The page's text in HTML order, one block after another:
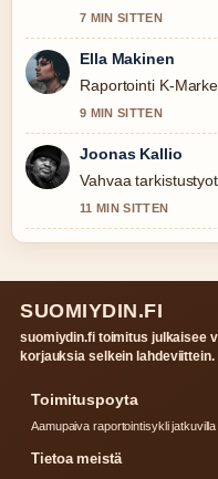
7 MIN SITTEN
Ella Makinen
Raportointi K-
9 MIN SITTEN
Joonas Kallio
Vahvaa
11 MIN SITTEN
SUOMIYDIN.FI
suomiydin.fi toimitus julkaisee
korjauksia selkein lahdeviittein.
Toimituspoyta
Aamupaiva raportointisykli jatkuvilla
Tietoa meistä